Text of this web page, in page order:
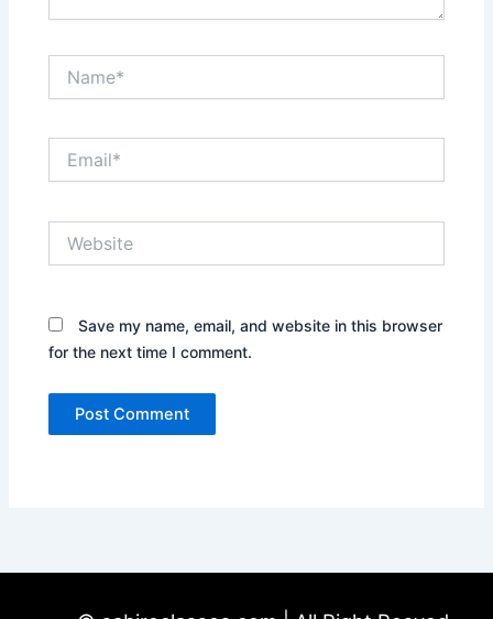
Save my name, email, and website in this browser
for the next time I comment.